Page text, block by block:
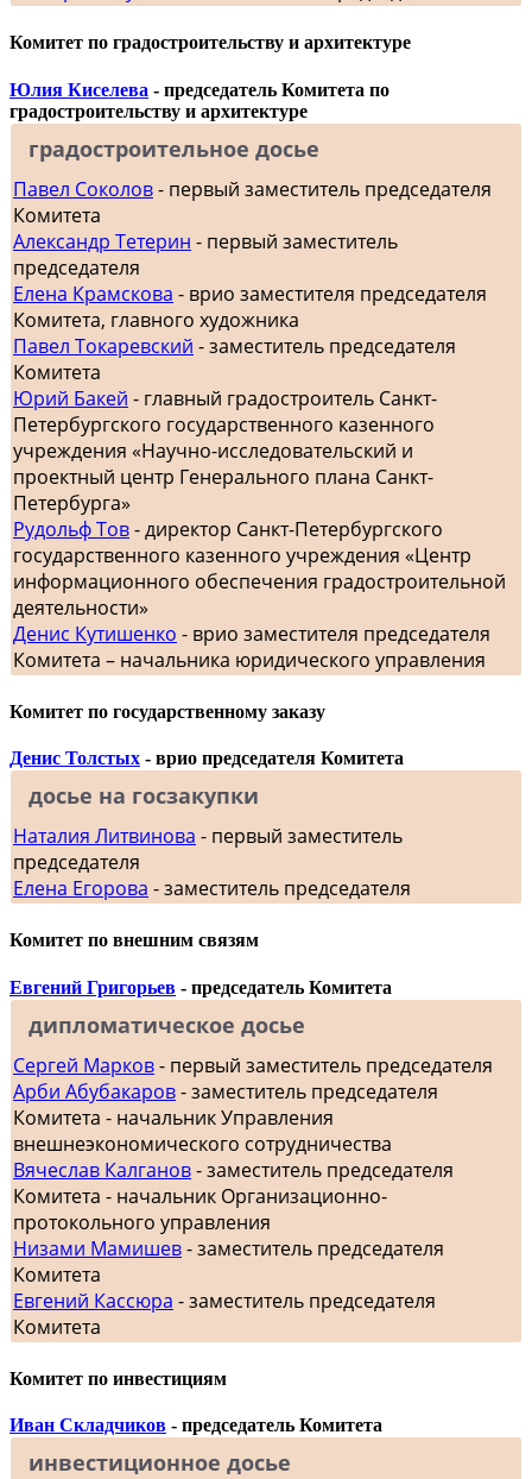
Комитет по градостроительству и архитектуре
Юлия Киселева - председатель Комитета по
градостроительству и архитектуре
градостроительное досье
Павел Соколов- первый заместитель председателя
Комитета
Александр Тетерин - первый заместитель
председателя
Елена Крамскова - врио заместителя председателя
Комитета, главного художника
Павел Токаревский - заместитель председателя
Комитета
Юрий Бакей - главный градостроитель Санкт-
Петербургского государственного казенного
учреждения «Научно-исследовательский и
проектный центр Генерального плана Санкт-
Петербурга»
Рудольф Тов- директор Санкт-Петербургского
государственного казенного учреждения «Центр
информационного обеспечения градостроительной
деятельности»
Денис Кутишенко - врио заместителя председателя
Комитета – начальника юридического управления
Комитет по государственному заказу
Денис Толстых - врио председателя Комитета
досье на госзакупки
Наталия Литвинова - первый заместитель
председателя
Елена Егорова - заместитель председателя
Комитет по внешним связям
Евгений Григорьев - председатель Комитета
дипломатическое досье
Сергей Марков- первый заместитель председателя
Арби Абубакаров- заместитель председателя
Комитета - начальник Управления
внешнеэкономического сотрудничества
Вячеслав Калганов- заместитель председателя
Комитета - начальник Организационно-
протокольного управления
Низами Мамишев- заместитель председателя
Комитета
Евгений Кассюра - заместитель председателя
Комитета
Комитет по инвестициям
Иван Складчиков - председатель Комитета
инвестиционное досье